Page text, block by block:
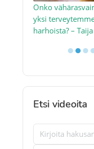
Onko
yksi
harhoista? –
●●●
Etsi videoita